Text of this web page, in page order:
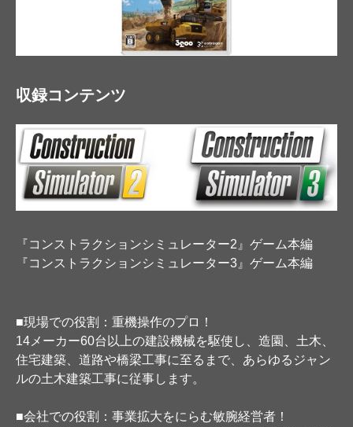
収録コンテンツ
『コンストラクションシミュレーター2』ゲーム本編
『コンストラクションシミュレーター3』ゲーム本編
■現場での役割：重機操作のプロ！
14メーカー60台以上の建設機械を駆使し、造園、土木、
住宅建築、道路や橋梁工事に至るまで、あらゆるジャン
ルの土木建築工事に従事します。
■会社での役割：事業拡大をにらむ敏腕経営者！